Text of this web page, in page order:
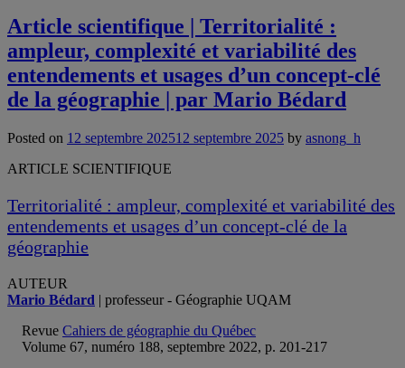
Article scientifique | Territorialité :
ampleur, complexité et variabilité des
entendements et usages d’un concept-clé
de la géographie | par Mario Bédard
Posted on 12 septembre 202512 septembre 2025 by asnong_h
ARTICLE SCIENTIFIQUE
Territorialité : ampleur, complexité et variabilité des
entendements et usages d’un concept-clé de la
géographie
AUTEUR
Mario Bédard | professeur - Géographie UQAM
Revue Cahiers de géographie du Québec
Volume 67, numéro 188, septembre 2022, p. 201-217